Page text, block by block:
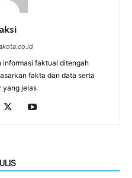
informasi faktual ditengah
fakta dan data serta
yang jelas